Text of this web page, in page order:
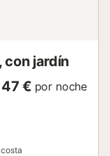
con jardín
47 € por noche